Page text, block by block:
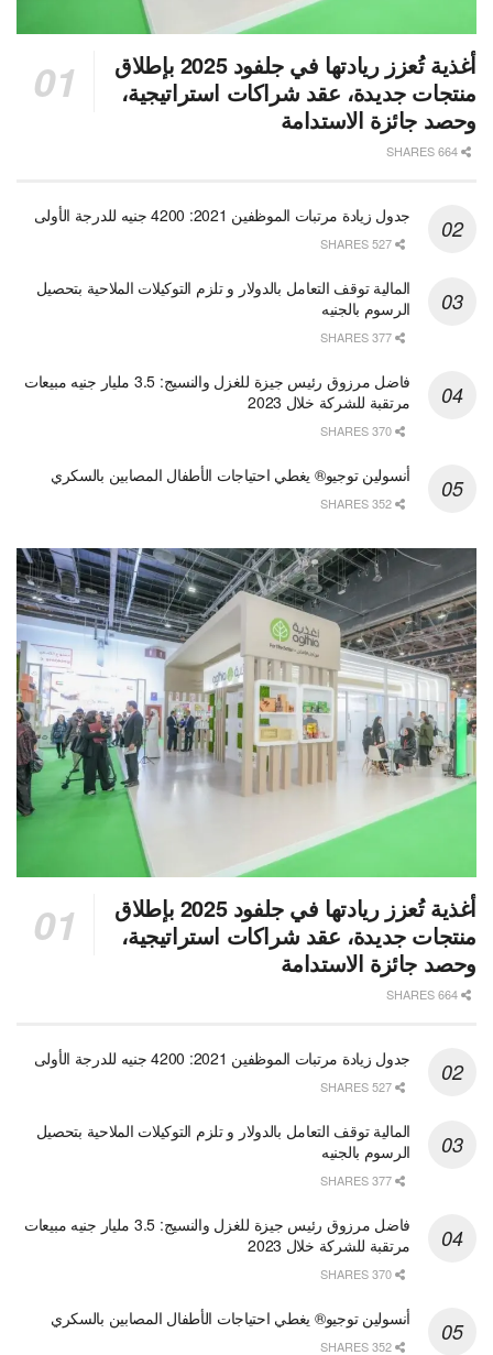
أغذية تُعزز ريادتها في جلفود 2025 بإطلاق
منتجات جديدة، عقد شراكات استراتيجية،
وحصد جائزة الاستدامة
جدول زيادة مرتبات الموظفين 2021: 4200 جنيه للدرجة الأولى
المالية توقف التعامل بالدولار و تلزم التوكيلات الملاحية بتحصيل
الرسوم بالجنيه
فاضل مرزوق رئيس جيزة للغزل والنسيج: 3.5 مليار جنيه مبيعات
مرتقبة للشركة خلال 2023
أنسولين توجيو® يغطي احتياجات الأطفال المصابين بالسكري
أغذية تُعزز ريادتها في جلفود 2025 بإطلاق
منتجات جديدة، عقد شراكات استراتيجية،
وحصد جائزة الاستدامة
جدول زيادة مرتبات الموظفين 2021: 4200 جنيه للدرجة الأولى
المالية توقف التعامل بالدولار و تلزم التوكيلات الملاحية بتحصيل
الرسوم بالجنيه
فاضل مرزوق رئيس جيزة للغزل والنسيج: 3.5 مليار جنيه مبيعات
مرتقبة للشركة خلال 2023
أنسولين توجيو® يغطي احتياجات الأطفال المصابين بالسكري